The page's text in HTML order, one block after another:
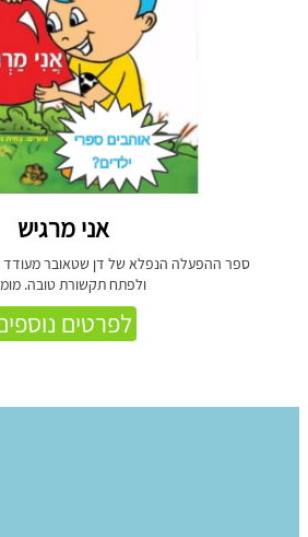
אני מרגיש
ספר ההפעלה הנפלא של דן שטאובר מעודד
ולפתח תקשורת טובה.
לפרטים